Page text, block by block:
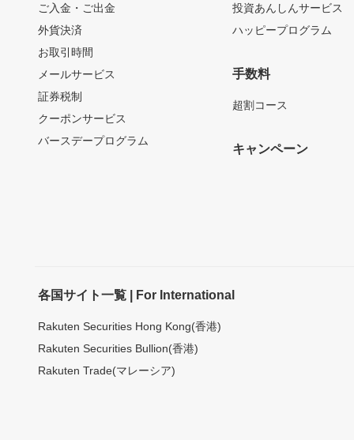
ご入金・ご出金
外貨決済
お取引時間
メールサービス
証券税制
クーポンサービス
バースデープログラム
投資あんしんサービス
ハッピープログラム
手数料
超割コース
キャンペーン
各国サイト一覧 | For International
Rakuten Securities Hong Kong(香港)
Rakuten Securities Bullion(香港)
Rakuten Trade(マレーシア)